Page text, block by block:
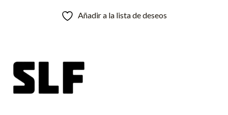
Añadir a la lista de deseos